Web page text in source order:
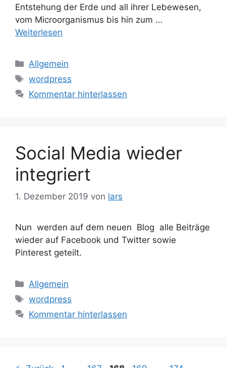
Entstehung der Erde und all ihrer Lebewesen,
vom Microorganismus bis hin zum …
Weiterlesen
Kategorien
Allgemein
Schlagwörter
wordpress
Kommentar hinterlassen
Social Media wieder
integriert
1. Dezember 2019 von lars
Nun werden auf dem neuen Blog alle Beiträge
wieder auf Facebook und Twitter sowie
Pinterest geteilt.
Kategorien
Allgemein
Schlagwörter
wordpress
Kommentar hinterlassen